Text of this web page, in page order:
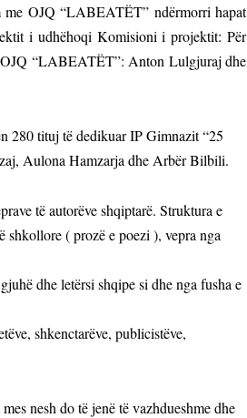
OJQ “LABEATËT” ndërmorri hapat
i udhëhoqi Komisioni i projektit: Për
“LABEATËT”: Anton Lulgjuraj dhe
280 tituj të dedikuar IP Gimnazit “25
Aulona Hamzarja dhe Arbër Bilbili.
të autorëve shqiptarë. Struktura e
shkollore ( prozë e poezi ), vepra nga
dhe letërsi shqipe si dhe nga fusha e
shkenctarëve, publicistëve,
nesh do të jenë të vazhdueshme dhe